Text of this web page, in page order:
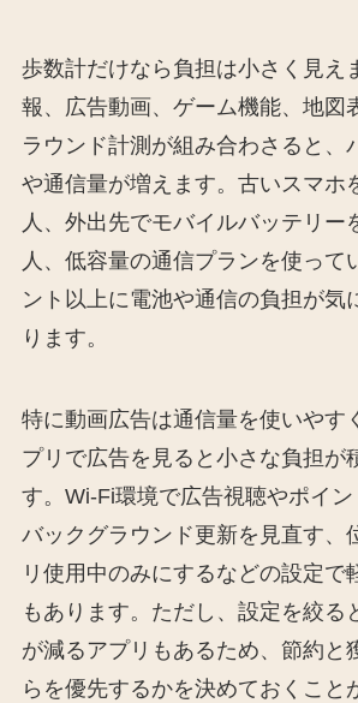
歩数計だけなら負担は小さく見え
報、広告動画、ゲーム機能、地図
ラウンド計測が組み合わさると、
や通信量が増えます。古いスマホ
人、外出先でモバイルバッテリー
人、低容量の通信プランを使って
ント以上に電池や通信の負担が気
ります。
特に動画広告は通信量を使いやす
プリで広告を見ると小さな負担が
す。Wi-Fi環境で広告視聴やポイン
バックグラウンド更新を見直す、
リ使用中のみにするなどの設定で
もあります。ただし、設定を絞る
が減るアプリもあるため、節約と
らを優先するかを決めておくこと